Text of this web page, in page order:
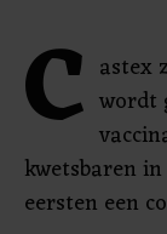
C astex
wordt
kwetsbaren
eersten een